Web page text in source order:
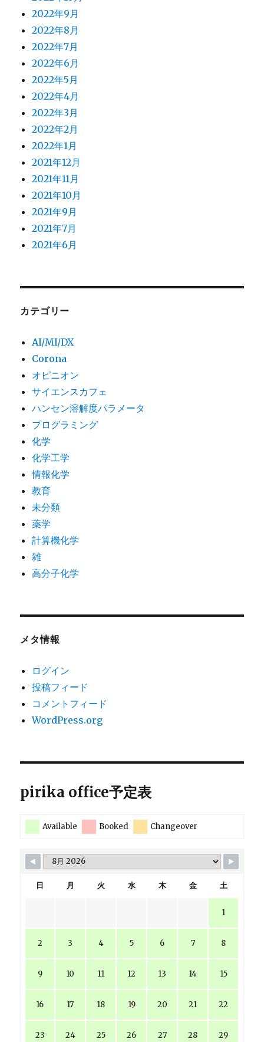
2022年9月
2022年8月
2022年7月
2022年6月
2022年5月
2022年4月
2022年3月
2022年2月
2022年1月
2021年12月
2021年11月
2021年10月
2021年9月
2021年7月
2021年6月
カテゴリー
AI/MI/DX
Corona
オピニオン
サイエンスカフェ
ハンセン溶解度パラメータ
プログラミング
化学
化学工学
情報化学
教育
未分類
薬学
計算機化学
雑
高分子化学
メタ情報
ログイン
投稿フィード
コメントフィード
WordPress.org
pirika office予定表
Available Booked Changeover
日 月 火 水 木 金 土
1
2 3 4 5 6 7 8
9 10 11 12 13 14 15
16 17 18 19 20 21 22
23 24 25 26 27 28 29